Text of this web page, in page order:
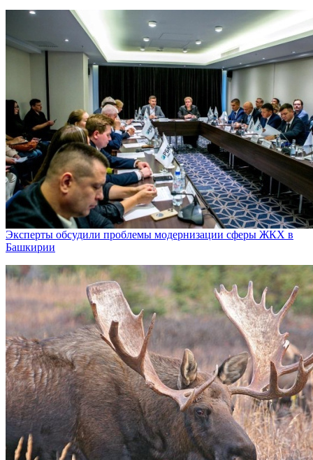
Эксперты обсудили проблемы модернизации сферы ЖКХ в
Башкирии